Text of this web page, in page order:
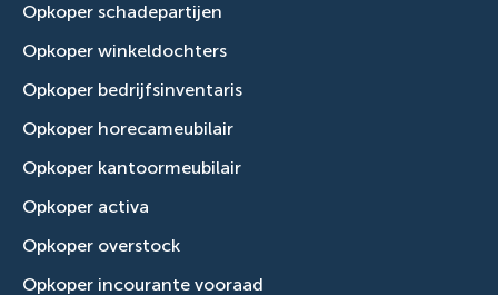
Opkoper schadepartijen
Opkoper winkeldochters
Opkoper bedrijfsinventaris
Opkoper horecameubilair
Opkoper kantoormeubilair
Opkoper activa
Opkoper overstock
Opkoper incourante vooraad